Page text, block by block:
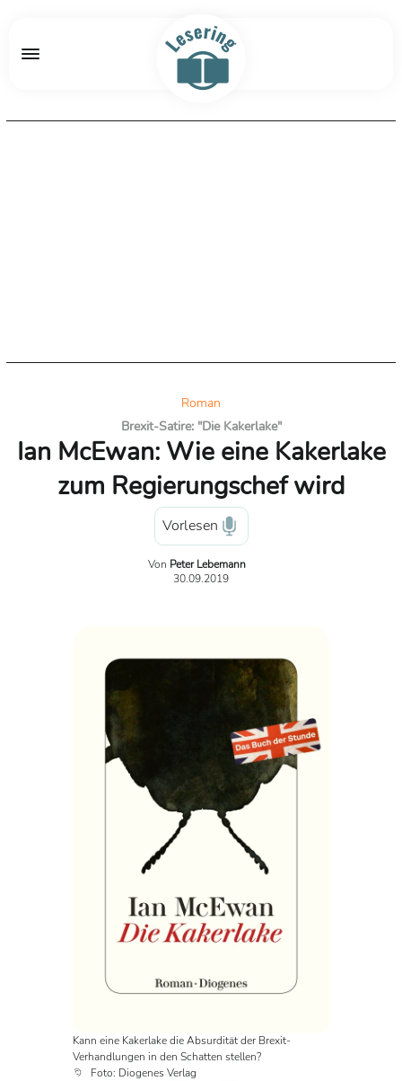
Roman
Brexit-Satire: "Die Kakerlake"
Ian McEwan: Wie eine Kakerlake
zum Regierungschef wird
Vorlesen
Von Peter Lebemann
30.09.2019
Kann eine Kakerlake die Absurdität der Brexit-
Verhandlungen in den Schatten stellen?
Foto: Diogenes Verlag